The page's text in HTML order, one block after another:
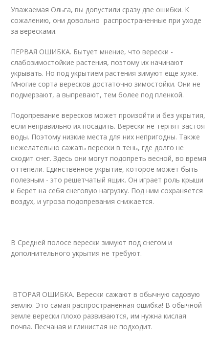
Уважаемая Ольга, вы допустили сразу две ошибки. К
сожалению, они довольно распространенные при уходе
за вересками.
ПЕРВАЯ ОШИБКА. Бытует мнение, что верески -
слабозимостойкие растения, поэтому их начинают
укрывать. Но под укрытием растения зимуют еще хуже.
Многие сорта вересков достаточно зимостойки. Они не
подмерзают, а выпревают, тем более под пленкой.
Подопревание вересков может произойти и без укрытия,
если неправильно их посадить. Верески не терпят застоя
воды. Поэтому низкие места для них непригодны. Также
нежелательно сажать верески в тень, где долго не
сходит снег. Здесь они могут подопреть весной, во время
оттепели. Единственное укрытие, которое может быть
полезным - это решетчатый ящик. Он играет роль крыши
и берет на себя снеговую нагрузку. Под ним сохраняется
воздух, и угроза подопревания снижается.
В Средней полосе верески зимуют под снегом и
дополнительного укрытия не требуют.
ВТОРАЯ ОШИБКА. Верески сажают в обычную садовую
землю. Это самая распространенная ошибка! В обычной
земле верески плохо развиваются, им нужна кислая
почва. Песчаная и глинистая не подходит.